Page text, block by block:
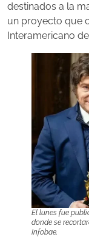
destinados a la
un proyecto que
Interamericano
El lunes fue
donde se
Infobae.